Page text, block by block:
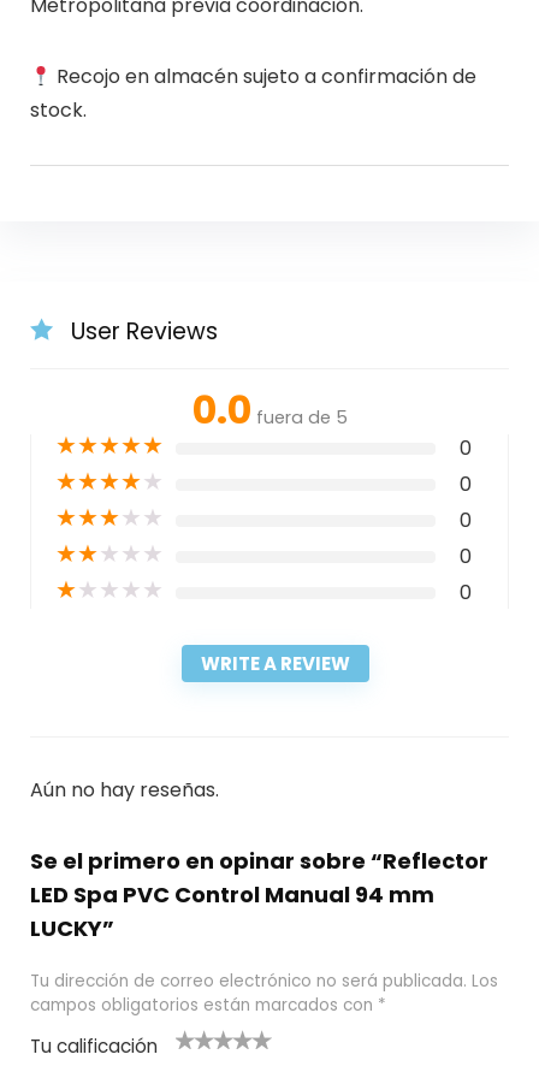
Recojo en almacén sujeto a confirmación de
stock.
User Reviews
0.0 fuera de 5
★★★★★ 0
★★★★★ 0
★★★★★ 0
★★★★★ 0
★★★★★ 0
WRITE A REVIEW
Aún no hay reseñas.
Se el primero en opinar sobre “Reflector
LED Spa PVC Control Manual 94 mm
LUCKY”
Tu dirección de correo electrónico no será publicada. Los
campos obligatorios están marcados con *
Tu calificación